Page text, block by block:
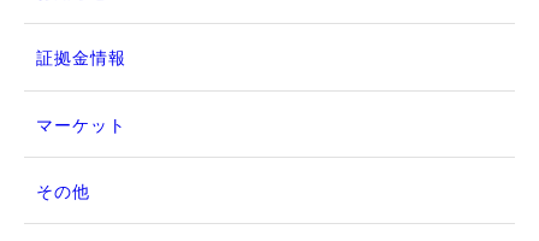
証拠金情報
マーケット
その他